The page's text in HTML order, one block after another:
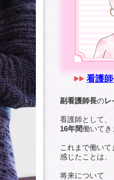
看護
副看護師長のレ
看護師として、
16年間働いてき
これまで働いて
感じたことは、
将来について